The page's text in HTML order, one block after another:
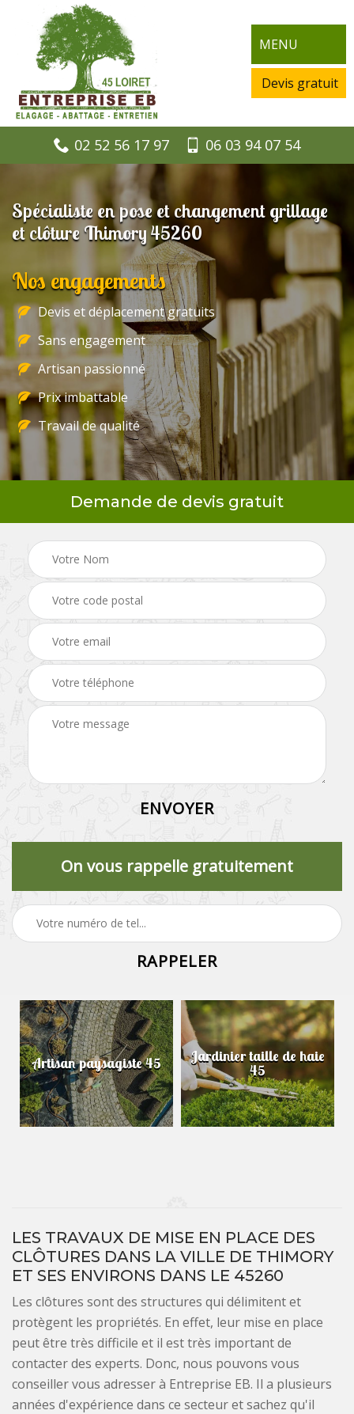
MENU
Devis gratuit
02 52 56 17 97 06 03 94 07 54
Spécialiste en pose et changement grillage
et clôture Thimory 45260
Nos engagements
Devis et déplacement gratuits
Sans engagement
Artisan passionné
Prix imbattable
Travail de qualité
Demande de devis gratuit
On vous rappelle gratuitement
Artisan paysagiste 45 Jardinier taille de haie
45
LES TRAVAUX DE MISE EN PLACE DES
CLÔTURES DANS LA VILLE DE THIMORY
ET SES ENVIRONS DANS LE 45260
Les clôtures sont des structures qui délimitent et
protègent les propriétés. En effet, leur mise en place
peut être très difficile et il est très important de
contacter des experts. Donc, nous pouvons vous
conseiller vous adresser à Entreprise EB. Il a plusieurs
années d'expérience dans ce secteur et sachez qu'il